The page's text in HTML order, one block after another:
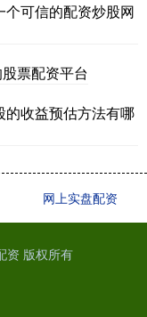
可信的配资炒股网
票配资平台
收益预估方法有哪
网上实盘配资
资 版权所有